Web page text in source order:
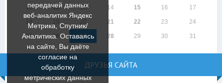
11 12 13 14 15 16 17
18 21 22 23 24
25 26 27 28 29 30 31
ДРУЗЬЯ САЙТА
передачей данных
веб-аналитик Яндекс
Метрика, Спутник/
Аналитика. Оставаясь
на сайте, Вы даёте
согласие на
обработку
метрических данных